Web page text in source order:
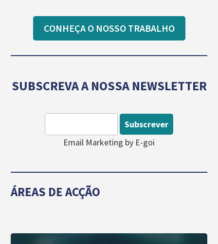
CONHEÇA O NOSSO TRABALHO
SUBSCREVA A NOSSA NEWSLETTER
Subscrever
Email Marketing by E-goi
ÁREAS DE ACÇÃO